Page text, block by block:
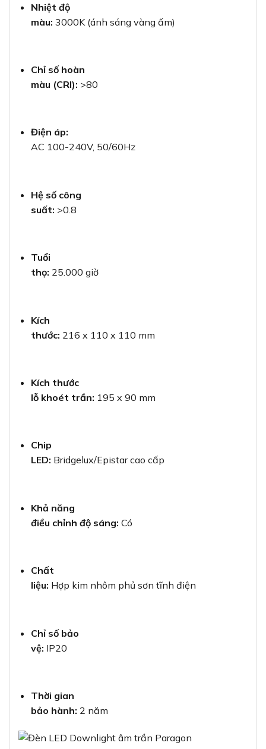
Nhiệt độ
màu: 3000K (ánh sáng vàng ấm)
Chỉ số hoàn
màu (CRI): >80
Điện áp:
AC 100-240V, 50/60Hz
Hệ số công
suất: >0.8
Tuổi
thọ: 25.000 giờ
Kích
thước: 216 x 110 x 110 mm
Kích thước
lỗ khoét trần: 195 x 90 mm
Chip
LED: Bridgelux/Epistar cao cấp
Khả năng
điều chỉnh độ sáng: Có
Chất
liệu: Hợp kim nhôm phủ sơn tĩnh điện
Chỉ số bảo
vệ: IP20
Thời gian
bảo hành: 2 năm